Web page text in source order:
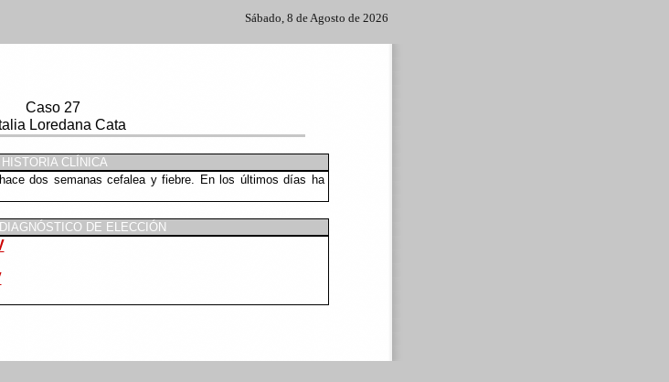
Sábado, 8 de Agosto de 2026
Caso 27
Loredana Cata
HISTORIA CLÍNICA
dos semanas cefalea y fiebre. En los últimos días ha
DE ELECCIÓN